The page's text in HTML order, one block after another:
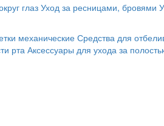
глазУход за ресницами, бровями
механические Средства для
рта Аксессуары для ухода за